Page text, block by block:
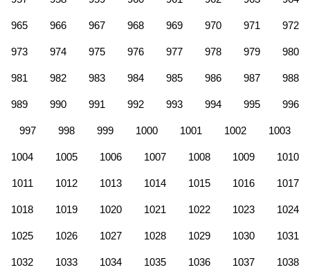
965 966 967 968 969 970 971 972
973 974 975 976 977 978 979 980
981 982 983 984 985 986 987 988
989 990 991 992 993 994 995 996
997 998 999 1000 1001 1002 1003
1004 1005 1006 1007 1008 1009 1010
1011 1012 1013 1014 1015 1016 1017
1018 1019 1020 1021 1022 1023 1024
1025 1026 1027 1028 1029 1030 1031
1032 1033 1034 1035 1036 1037 1038